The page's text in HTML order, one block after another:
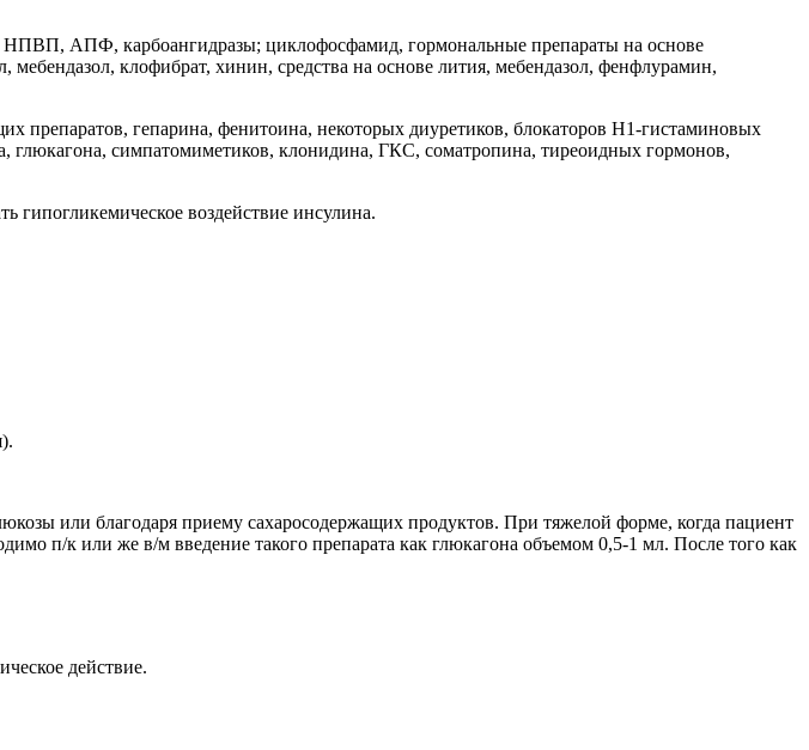
АПФ, карбоангидразы; циклофосфамид, гормональные препараты на основе
клофибрат, хинин, средства на основе лития, мебендазол, фенфлурамин,
препаратов, гепарина, фенитоина, некоторых диуретиков, блокаторов H1-гистаминовых
глюкагона, симпатомиметиков, клонидина, ГКС, соматропина, тиреоидных гормонов,
воздействие инсулина.
или благодаря приему сахаросодержащих продуктов. При тяжелой форме, когда пациент
п/к или же в/м введение такого препарата как глюкагона объемом 0,5-1 мл. После того как
действие.